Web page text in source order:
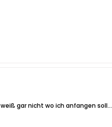
gar nicht wo ich anfangen soll...